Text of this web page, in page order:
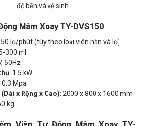
độ bền và vệ sinh.
Mâm Xoay TY-DVS150
lọ/phút (tùy theo loại viên nén và lọ)
300 ml
50Hz
: 1.5 kW
0.3 Mpa
x Rộng x Cao): 2000 x 800 x 1600 mm
kg
Viên Tự Động Mâm Xoay TY-